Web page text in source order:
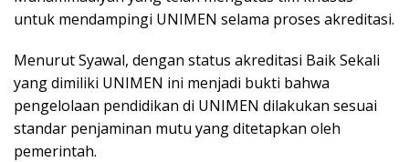
untuk mendampingi UNIMEN selama proses akreditasi.
Menurut Syawal, dengan status akreditasi Baik Sekali
yang dimiliki UNIMEN ini menjadi bukti bahwa
pengelolaan pendidikan di UNIMEN dilakukan sesuai
standar penjaminan mutu yang ditetapkan oleh
pemerintah.